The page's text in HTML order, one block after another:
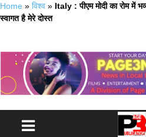
Home » विश्व » Italy : पीएम मोदी का रोम में
स्वागत है मेरे दोस्त